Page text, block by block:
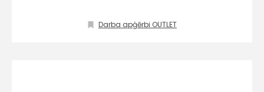
Darba apģērbi OUTLET